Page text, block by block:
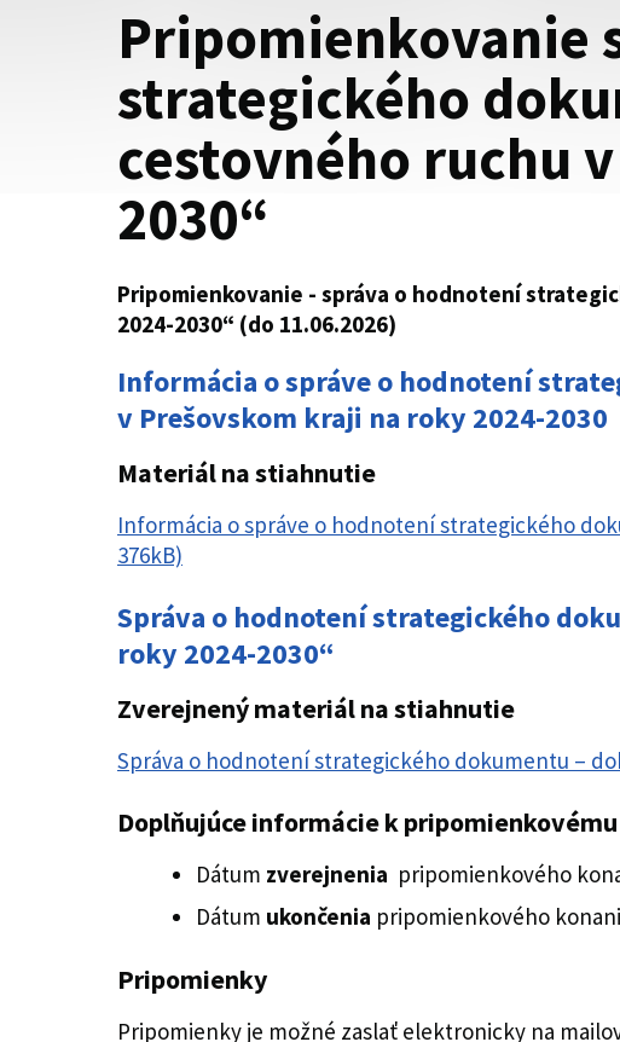
Pripomienkovanie
strategického
cestovného ruchu
2030“
Pripomienkovanie - správa o hodnotení
2024-2030“ (do 11.06.2026)
Informácia o správe o hodnotení
v Prešovskom kraji na roky 2024-2030
Materiál na stiahnutie
Informácia o správe o hodnotení strategického
376kB)
Správa o hodnotení strategického
roky 2024-2030“
Zverejnený materiál na stiahnutie
Správa o hodnotení strategického dokumentu –
Doplňujúce informácie k
Dátum zverejnenia pripomienkového
Dátum ukončenia pripomienkového
Pripomienky
Pripomienky je možné zaslať elektronicky na